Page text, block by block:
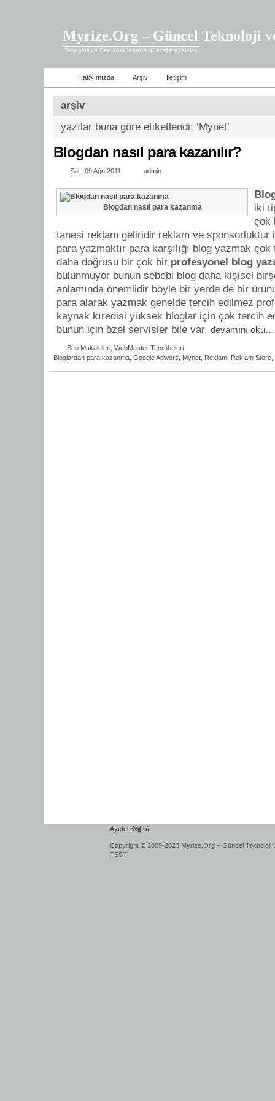
Myrize.Org – Güncel Teknoloji
Teknoloji ve Seo konularında güncel makaleler.
Hakkımızda Arşiv İletişim
arşiv
yazılar buna göre etiketlendi; ‘Mynet’
Blogdan nasıl para kazanılır?
Salı, 09 Ağu 2011 admin
Blogdan nasıl para kazanma
iki
çok
tanesi reklam geliridir reklam ve sponsorluktur
para yazmaktır para karşılığı blog yazmak
daha doğrusu bir çok bir profesyonel blog
bulunmuyor bunun sebebi blog daha kişisel
anlamında önemlidir böyle bir yerde de bir
para alarak yazmak genelde tercih edilmez
kaynak kıredisi yüksek bloglar için çok tercih
bunun için özel servisler bile var. devamını oku…
Seo Makaleleri WebMaster Tecrübeleri
Bloglardan para kazanma Google Adwors Mynet Reklam Reklam Store
Ayetel K端rsi
Copyright © 2009-2023 Myrize.Org – Güncel Teknoloji
TEST